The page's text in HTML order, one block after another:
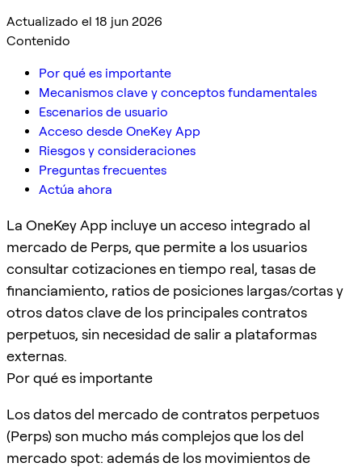
Actualizado el 18 jun 2026
Contenido
Por qué es importante
Mecanismos clave y conceptos fundamentales
Escenarios de usuario
Acceso desde OneKey App
Riesgos y consideraciones
Preguntas frecuentes
Actúa ahora
La OneKey App incluye un acceso integrado al
mercado de Perps, que permite a los usuarios
consultar cotizaciones en tiempo real, tasas de
financiamiento, ratios de posiciones largas/cortas y
otros datos clave de los principales contratos
perpetuos, sin necesidad de salir a plataformas
externas.
Por qué es importante
Los datos del mercado de contratos perpetuos
(Perps) son mucho más complejos que los del
mercado spot: además de los movimientos de